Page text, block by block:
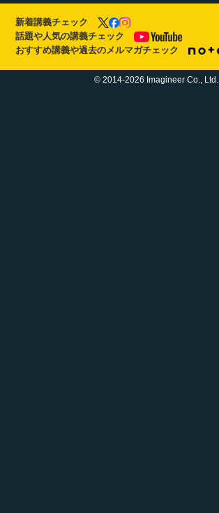
新着講義チェック
話題や人気の講義チェック
おすすめ講義や過去のメルマガチェック
© 2014-2026 Imagineer Co., Ltd.